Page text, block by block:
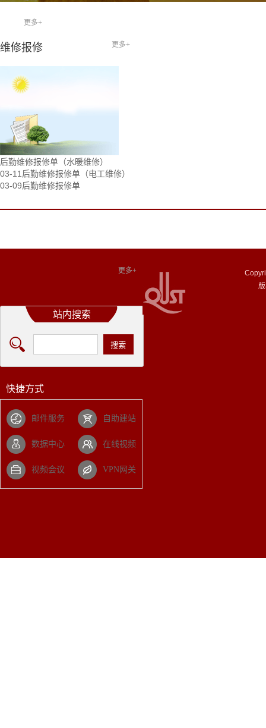
更多+
更多+
维修报修
后勤维修报修单（水暖维修）
03-11 后勤维修报修单（电工维修）
03-09后勤维修报修单
更多+
站内搜索
快捷方式
邮件服务 自助建站
数据中心 在线视频
视频会议 VPN网关
Copyright©